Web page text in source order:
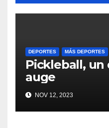
DEPORTES MÁS DEPORTES
Pickleball, un
auge
NOV 12, 2023